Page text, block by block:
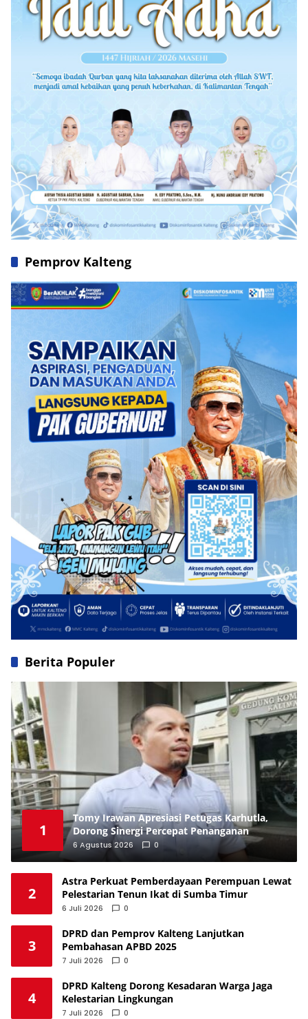
Pemprov Kalteng
Berita Populer
1
Tomy Irawan Apresiasi Petugas Karhutla,
Dorong Sinergi Percepat Penanganan
6 Agustus 2026 0
2
Astra Perkuat Pemberdayaan Perempuan Lewat
Pelestarian Tenun Ikat di Sumba Timur
6 Juli 2026 0
3
DPRD dan Pemprov Kalteng Lanjutkan
Pembahasan APBD 2025
7 Juli 2026 0
4
DPRD Kalteng Dorong Kesadaran Warga Jaga
Kelestarian Lingkungan
7 Juli 2026 0